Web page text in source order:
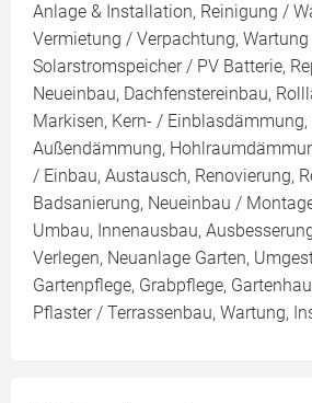
Anlage & Installation, Reinigung /
Vermietung / Verpachtung,
Solarstromspeicher / PV Batterie,
Neueinbau, Dachfenstereinbau,
Markisen, Kern- /
Außendämmung,
/ Einbau, Austausch, Renovierung,
Badsanierung, Neueinbau /
Umbau, Innenausbau,
Verlegen, Neuanlage Garten,
Gartenpflege, Grabpflege,
Pflaster / Terrassenbau, Wartung,